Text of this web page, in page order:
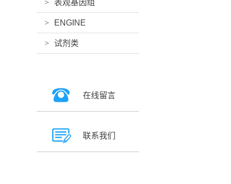
> 表观基因组
> ENGINE
> 试剂类
在线留言
联系我们